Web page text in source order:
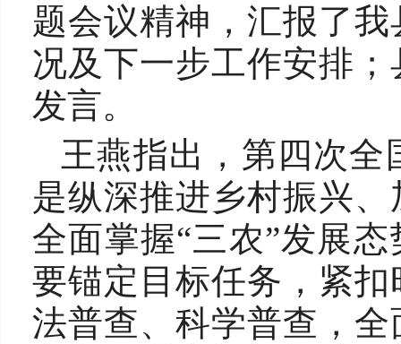
题会议精神，汇报了
况及下一步工作安排
发言。
王燕指出，第四次
是纵深推进乡村振兴
全面掌握“三农”发展
要锚定目标任务，紧
法普查、科学普查，